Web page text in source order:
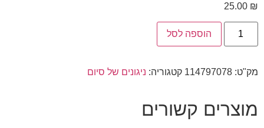
25.00 ₪
הוספה לסל
מק"ט: 114797078 קטגוריה: ניגונים של סיום
מוצרים קשורים